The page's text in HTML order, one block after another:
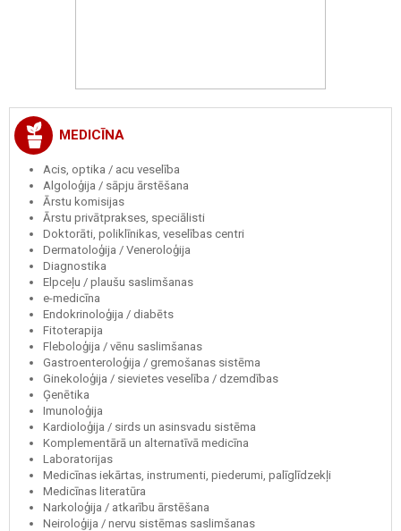
MEDICĪNA
Acis, optika / acu veselība
Algoloģija / sāpju ārstēšana
Ārstu komisijas
Ārstu privātprakses, speciālisti
Doktorāti, poliklīnikas, veselības centri
Dermatoloģija / Veneroloģija
Diagnostika
Elpceļu / plaušu saslimšanas
e-medicīna
Endokrinoloģija / diabēts
Fitoterapija
Fleboloģija / vēnu saslimšanas
Gastroenteroloģija / gremošanas sistēma
Ginekoloģija / sievietes veselība / dzemdības
Ģenētika
Imunoloģija
Kardioloģija / sirds un asinsvadu sistēma
Komplementārā un alternatīvā medicīna
Laboratorijas
Medicīnas iekārtas, instrumenti, piederumi, palīglīdzekļi
Medicīnas literatūra
Narkoloģija / atkarību ārstēšana
Neiroloģija / nervu sistēmas saslimšanas